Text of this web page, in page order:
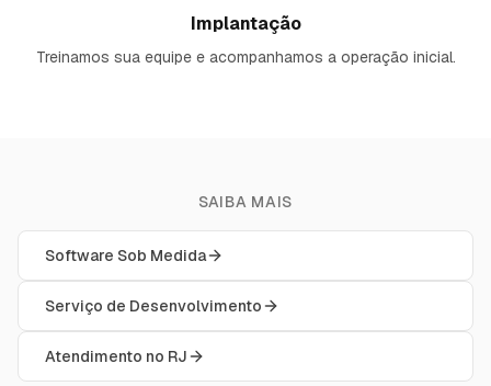
Implantação
Treinamos sua equipe e acompanhamos a operação inicial.
SAIBA MAIS
Software Sob Medida
Serviço de Desenvolvimento
Atendimento no RJ